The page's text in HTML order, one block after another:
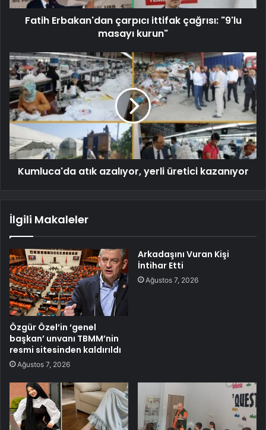
Fatih Erbakan'dan çarpıcı ittifak çağrısı: "9'lu
masayı kurun"
Kumluca'da atık azalıyor, yerli üretici kazanıyor
İlgili Makaleler
Özgür Özel’in ‘genel
başkan’ unvanı TBMM’nin
resmi sitesinden kaldırıldı
Ağustos 7, 2026
Arkadaşını Vuran Kişi
İntihar Etti
Ağustos 7, 2026